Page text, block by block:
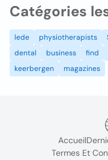
Catégories
lede physiotherapists
dental
business find
keerbergen
magazines
Accueil
Termes Et